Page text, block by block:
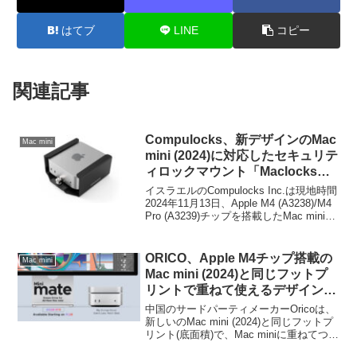
はてブ LINE コピー
関連記事
Mac mini
Compulocks、新デザインのMac
mini (2024)に対応したセキュリテ
ィロックマウント「Maclocks
Mac mini M4 2024 Security
Mount with Lock Head」を発
売。
イスラエルのCompulocks Inc.は現地時間
2024年11月13日、Apple M4 (A3238)/M4
Pro (A3239)チップを搭載したMac mini
Security Mount with Lock Head
(SKU:MMEN24)」を12月に発売すると発
表しています。
Mac mini
ORICO、Apple M4チップ搭載の
Mac mini (2024)と同じフットプ
リントで重ねて使えるデザインの
Thunderbolt/USB4ストレージ
「Mini Mate」を発売。
中国のサードパーティメーカーOricoは、
新しいのMac mini (2024)と同じフットプ
リント(底面積)で、Mac miniに重ねてつか